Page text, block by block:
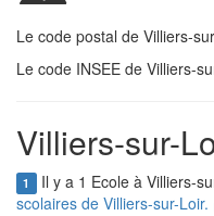
Le code postal de Villiers-
Le code INSEE de Villiers-
Villiers-sur-
1 Il y a 1 Ecole à Villiers-
scolaires de Villiers-sur-Loir.